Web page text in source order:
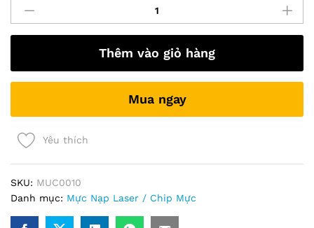
bơm
laser
màu
1215/1025
(màu)
Thêm vào giỏ hàng
Mua ngay
Yêu thích
SKU: MUC0010
Danh mục: Mực Nạp Laser / Chip Mực